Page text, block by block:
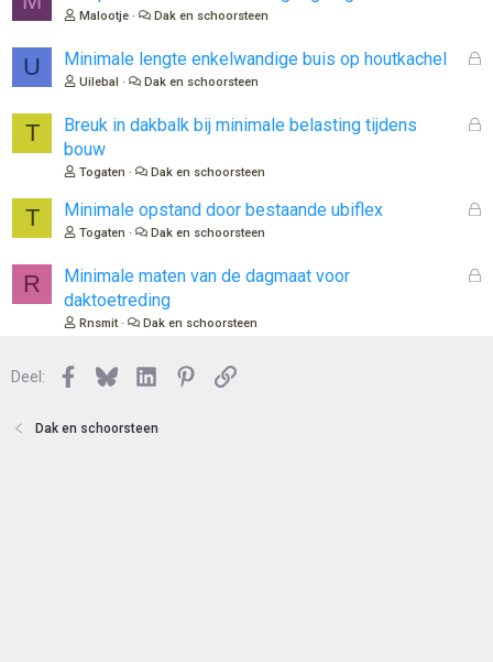
n
Malootje Dak en schoorsteen
U
G
Minimale lengte enkelwandige buis op houtkachel
Uilebal Dak en schoorsteen
T
G
o
Breuk in dakbalk bij minimale belasting tijdens
bouw
Togaten Dak en schoorsteen
T
G
Minimale opstand door bestaande ubiflex
Togaten Dak en schoorsteen
R
G
Minimale maten van de dagmaat voor
daktoetreding
Rnsmit Dak en schoorsteen
Deel: Facebook
BlueskyLinkedInPinterest
Link
Dak en schoorsteen